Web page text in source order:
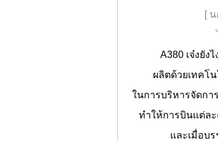
[
A380 เจ๋งยั
ผลิตด้วยเทคโ
ในการบริหารจัดกา
ทำให้การบินแต่ละ
และเมื่อบ